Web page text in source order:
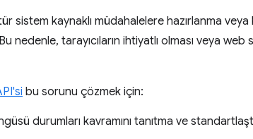
sistem kaynaklı müdahalelere hazırlanma
nedenle, tarayıcıların ihtiyatlı olması veya
bu sorunu çözmek için:
durumları kavramını tanıtma ve